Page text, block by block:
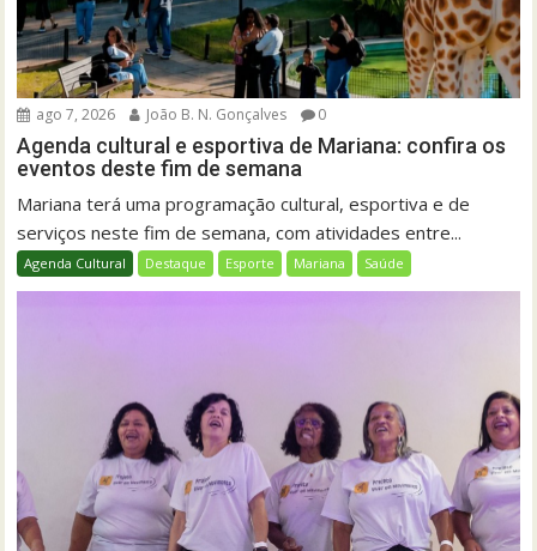
ago 7, 2026 João B. N. Gonçalves 0
Agenda cultural e esportiva de Mariana: confira os
eventos deste fim de semana
Mariana terá uma programação cultural, esportiva e de
serviços neste fim de semana, com atividades entre...
Agenda Cultural Destaque Esporte Mariana Saúde